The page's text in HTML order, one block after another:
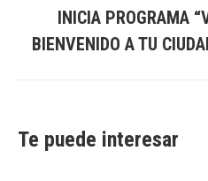
INICIA PROGRAMA
BIENVENIDO A TU
Te puede interesar